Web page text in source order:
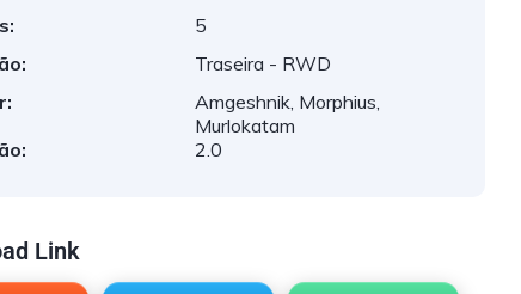
5
Traseira - RWD
Amgeshnik, Morphius,
Murlokatam
2.0
Link